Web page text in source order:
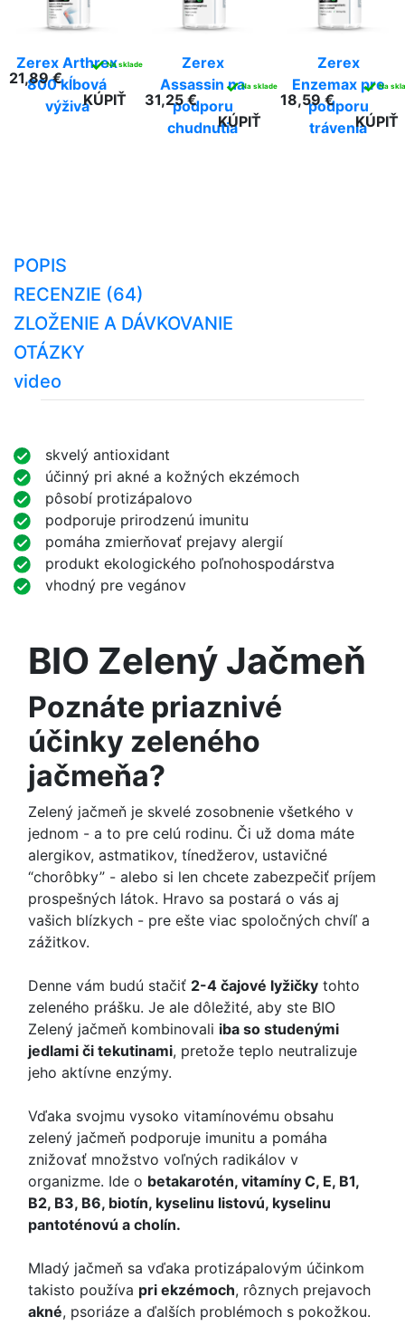
Zerex Arthrex
800 kĺbová
výživa
21,89 €
✓ Na sklade
KÚPIŤ
Zerex
Assassin na
podporu
chudnutia
31,25 €
✓ Na sklade
KÚPIŤ
Zerex
Enzemax pre
podporu
trávenia
18,59 €
✓ Na
KÚPIŤ
POPIS
RECENZIE (64)
ZLOŽENIE A DÁVKOVANIE
OTÁZKY
video
skvelý antioxidant
účinný pri akné a kožných ekzémoch
pôsobí protizápalovo
podporuje prirodzenú imunitu
pomáha zmierňovať prejavy alergií
produkt ekologického poľnohospodárstva
vhodný pre vegánov
BIO Zelený Jačmeň
Poznáte priaznivé
účinky zeleného
jačmeňa?
Zelený jačmeň je skvelé zosobnenie všetkého v
jednom - a to pre celú rodinu. Či už doma máte
alergikov, astmatikov, tínedžerov, ustavičné
“chorôbky” - alebo si len chcete zabezpečiť príjem
prospešných látok. Hravo sa postará o vás aj
vašich blízkych - pre ešte viac spoločných chvíľ a
zážitkov.
Denne vám budú stačiť 2-4 čajové lyžičky tohto
zeleného prášku. Je ale dôležité, aby ste BIO
Zelený jačmeň kombinovali iba so studenými
jedlami či tekutinami, pretože teplo neutralizuje
jeho aktívne enzýmy.
Vďaka svojmu vysoko vitamínovému obsahu
zelený jačmeň podporuje imunitu a pomáha
znižovať množstvo voľných radikálov v
organizme. Ide o betakarotén, vitamíny C, E, B1,
B2, B3, B6, biotín, kyselinu listovú, kyselinu
pantoténovú a cholín.
Mladý jačmeň sa vďaka protizápalovým účinkom
takisto používa pri ekzémoch, rôznych prejavoch
akné, psoriáze a ďalších problémoch s pokožkou.